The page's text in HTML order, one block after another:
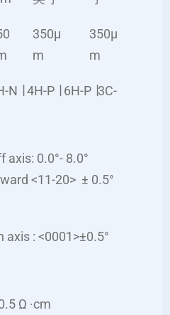
350μ
m
350μ
m
N ∣ 4H-P ∣ 6H-P ∣3C-
axis: 0.0°- 8.0°
<11-20> ± 0.5°
axis : <0001>±0.5°
Ω ·cm